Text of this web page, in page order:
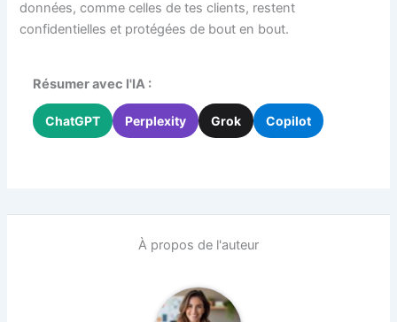
données, comme celles de tes clients, restent
confidentielles et protégées de bout en bout.
Résumer avec l'IA :
ChatGPT Perplexity Grok Copilot
À propos de l'auteur